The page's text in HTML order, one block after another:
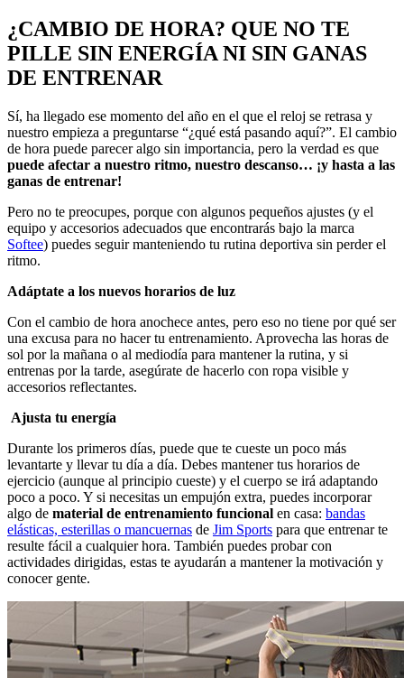
¿CAMBIO DE HORA? QUE NO TE
PILLE SIN ENERGÍA NI SIN GANAS
DE ENTRENAR
Sí, ha llegado ese momento del año en el que el reloj se retrasa y
nuestro empieza a preguntarse “¿qué está pasando aquí?”. El cambio
de hora puede parecer algo sin importancia, pero la verdad es que
puede afectar a nuestro ritmo, nuestro descanso… ¡y hasta a las
ganas de entrenar!
Pero no te preocupes, porque con algunos pequeños ajustes (y el
equipo y accesorios adecuados que encontrarás bajo la marca
Softee) puedes seguir manteniendo tu rutina deportiva sin perder el
ritmo.
Adáptate a los nuevos horarios de luz
Con el cambio de hora anochece antes, pero eso no tiene por qué ser
una excusa para no hacer tu entrenamiento. Aprovecha las horas de
sol por la mañana o al mediodía para mantener la rutina, y si
entrenas por la tarde, asegúrate de hacerlo con ropa visible y
accesorios reflectantes.
Ajusta tu energía
Durante los primeros días, puede que te cueste un poco más
levantarte y llevar tu día a día. Debes mantener tus horarios de
ejercicio (aunque al principio cueste) y el cuerpo se irá adaptando
poco a poco. Y si necesitas un empujón extra, puedes incorporar
algo de material de entrenamiento funcional en casa: bandas
elásticas, esterillas o mancuernas de Jim Sports para que entrenar te
resulte fácil a cualquier hora. También puedes probar con
actividades dirigidas, estas te ayudarán a mantener la motivación y
conocer gente.